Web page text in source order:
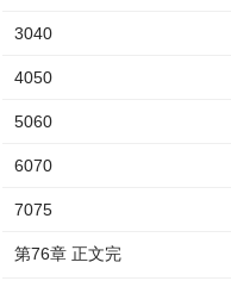
3040
4050
5060
6070
7075
第76章 正文完